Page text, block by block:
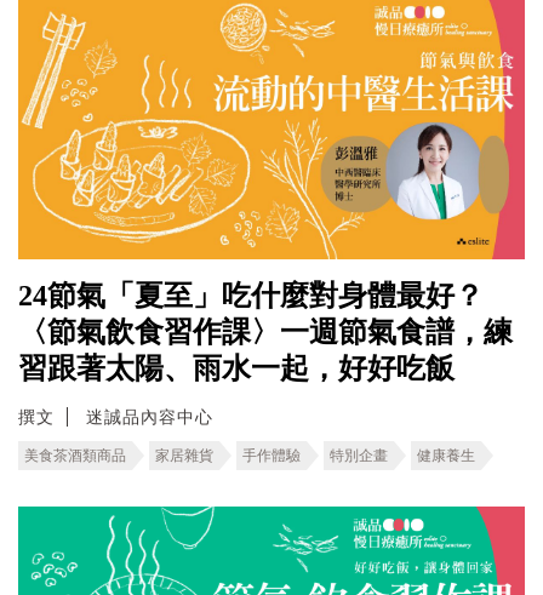
24節氣「夏至」吃什麼對身體最好？
〈節氣飲食習作課〉一週節氣食譜，練
習跟著太陽、雨水一起，好好吃飯
撰文 迷誠品內容中心
美食茶酒類商品 家居雜貨 手作體驗 特別企畫 健康養生